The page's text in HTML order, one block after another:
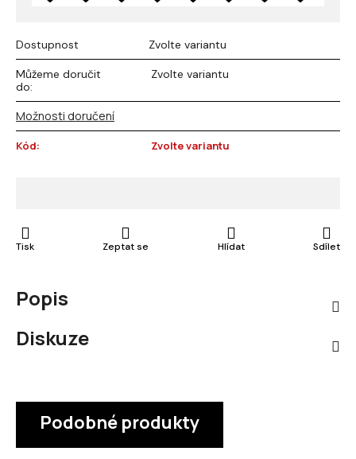
Dostupnost Zvolte variantu
Můžeme doručit
do:
Zvolte variantu
Možnosti doručení
Kód: Zvolte variantu
Tisk Zeptat se Hlídat Sdílet
Popis
Diskuze
Podobné produkty